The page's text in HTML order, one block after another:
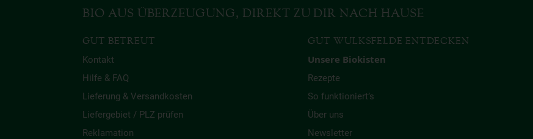
BIO AUS ÜBERZEUGUNG, DIREKT ZU DIR NACH HAUSE
GUT BETREUT
Kontakt
Hilfe & FAQ
Lieferung & Versandkosten
Liefergebiet / PLZ prüfen
Reklamation
GUT WULKSFELDE ENTDECKEN
Unsere Biokisten
Rezepte
So funktioniert’s
Über uns
Newsletter